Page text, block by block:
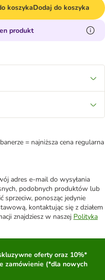
koszykaDodaj do koszyka
produkt
= najniższa cena regularna
adres e-mail do wysyłania
podobnych produktów lub
sprzeciw, ponosząc jedynie
kontaktując się z działem
znajdziesz w naszej Polityka
oferty oraz 10%*
zamówienie (*dla nowych